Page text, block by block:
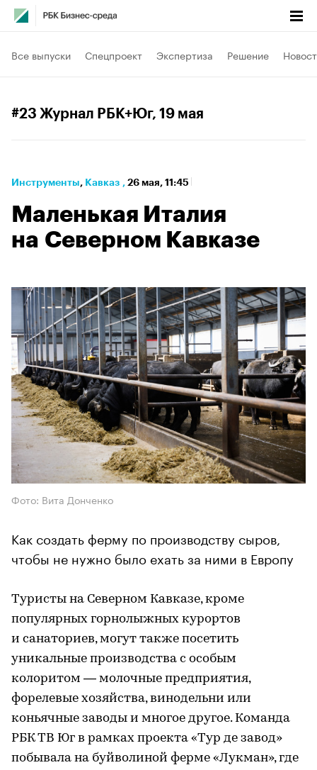
Все выпуски Спецпроект Экспертиза Решение
#23 Журнал РБК+Юг, 19 мая
Инструменты⁠, Кавказ , 26 мая, 11:45
Маленькая Италия
на Северном Кавказе
Фото: Вита Донченко
Как создать ферму по производству сыров,
чтобы не нужно было ехать за ними в Европу
Туристы на Северном Кавказе, кроме
популярных горнолыжных курортов
и санаториев, могут также посетить
уникальные производства с особым
колоритом — молочные предприятия,
форелевые хозяйства, винодельни или
коньячные заводы и многое другое. Команда
РБК ТВ Юг в рамках проекта «Тур де завод»
побывала на буйволиной ферме «Лукман», где